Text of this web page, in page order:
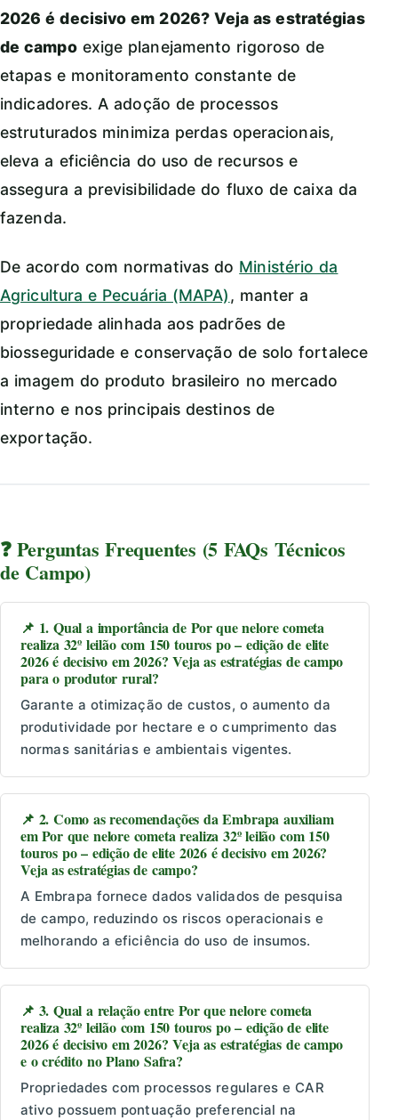
2026 é decisivo em 2026? Veja as estratégias
de campoexige planejamento rigoroso de
etapas e monitoramento constante de
indicadores. A adoção de processos
estruturados minimiza perdas operacionais,
eleva a eficiência do uso de recursos e
assegura a previsibilidade do fluxo de caixa da
fazenda.
De acordo com normativas do Ministério da
Agricultura e Pecuária (MAPA), manter a
propriedade alinhada aos padrões de
biosseguridade e conservação de solo fortalece
a imagem do produto brasileiro no mercado
interno e nos principais destinos de
exportação.
❓ Perguntas Frequentes (5 FAQs Técnicos
de Campo)
📌 1. Qual a importância de Por que nelore cometa
realiza 32º leilão com 150 touros po – edição de elite
2026 é decisivo em 2026? Veja as estratégias de campo
para o produtor rural?
Garante a otimização de custos, o aumento da
produtividade por hectare e o cumprimento das
normas sanitárias e ambientais vigentes.
📌 2. Como as recomendações da Embrapa auxiliam
em Por que nelore cometa realiza 32º leilão com 150
touros po – edição de elite 2026 é decisivo em 2026?
Veja as estratégias de campo?
A Embrapa fornece dados validados de pesquisa
de campo, reduzindo os riscos operacionais e
melhorando a eficiência do uso de insumos.
📌 3. Qual a relação entre Por que nelore cometa
realiza 32º leilão com 150 touros po – edição de elite
2026 é decisivo em 2026? Veja as estratégias de campo
e o crédito no Plano Safra?
Propriedades com processos regulares e CAR
ativo possuem pontuação preferencial na